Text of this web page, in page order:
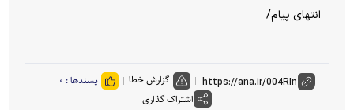
انتهای پیام/
گزارش خطا پسندها : ۰
اشتراک گذاری